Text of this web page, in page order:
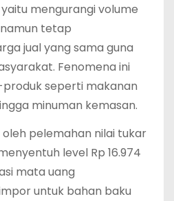
yaitu mengurangi volume
tetap
jual yang sama guna
Fenomena ini
seperti makanan
minuman kemasan.
pelemahan nilai tukar
level Rp 16.974
mata uang
untuk bahan baku